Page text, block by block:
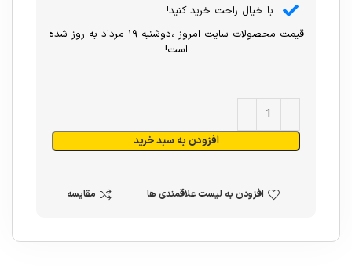
با خیال راحت خرید کنید!
قیمت محصولات سایت امروز ،دوشنبه ۱۹ مرداد به روز شده
است!
افزودن به سبد خرید
افزودن به لیست علاقمندی ها مقایسه